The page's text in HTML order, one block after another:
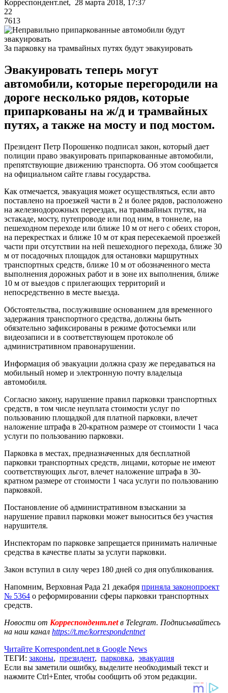
Корреспондент.net, 28 марта 2018, 17:37
22
7613
За парковку на трамвайных путях будут эвакуировать
Эвакуировать теперь могут
автомобили, которые перегородили на
дороге несколько рядов, которые
припаркованы на ж/д и трамвайных
путях, а также на мосту и под мостом.
Президент Петр Порошенко подписал закон, который дает
полиции право эвакуировать припаркованные автомобили,
препятствующие движению транспорта. Об этом сообщается
на официальном сайте главы государства.
Как отмечается, эвакуация может осуществляться, если авто
поставлено на проезжей части в 2 и более рядов, расположено
на железнодорожных переездах, на трамвайных путях, на
эстакаде, мосту, путепроводе или под ним, в тоннеле, на
пешеходном переходе или ближе 10 м от него с обеих сторон,
на перекрестках и ближе 10 м от края пересекаемой проезжей
части при отсутствии на ней пешеходного перехода, ближе 30
м от посадочных площадок для остановки маршрутных
транспортных средств, ближе 10 м от обозначенного места
выполнения дорожных работ и в зоне их выполнения, ближе
10 м от выездов с прилегающих территорий и
непосредственно в месте выезда.
Обстоятельства, послужившие основанием для временного
задержания транспортного средства, должны быть
обязательно зафиксированы в режиме фотосъемки или
видеозаписи и в соответствующем протоколе об
административном правонарушении.
Информация об эвакуации должна сразу же передаваться на
мобильный номер и электронную почту владельца
автомобиля.
Согласно закону, нарушение правил парковки транспортных
средств, в том числе неуплата стоимости услуг по
пользованию площадкой для платной парковки, влечет
наложение штрафа в 20-кратном размере от стоимости 1 часа
услуги по пользованию парковки.
Парковка в местах, предназначенных для бесплатной
парковки транспортных средств, лицами, которые не имеют
соответствующих льгот, влечет наложение штрафа в 30-
кратном размере от стоимости 1 часа услуги по пользованию
парковкой.
Постановление об административном взыскании за
нарушение правил парковки может выноситься без участия
нарушителя.
Инспекторам по парковке запрещается принимать наличные
средства в качестве платы за услуги парковки.
Закон вступил в силу через 180 дней со дня опубликования.
Напомним, Верховная Рада 21 декабря приняла законопроект
№ 5364 о реформировании сферы парковки транспортных
средств.
Новости от Корреспондент.netв Telegram. Подписывайтесь
на наш канал https://t.me/korrespondentnet
Читайте Korrespondent.net в Google News
ТЕГИ: законы, президент, парковка, эвакуация
Если вы заметили ошибку, выделите необходимый текст и
нажмите Ctrl+Enter, чтобы сообщить об этом редакции.